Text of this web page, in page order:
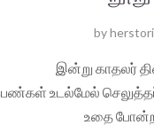
by
இன்று காதலர்
உடல்மேல்
உதை